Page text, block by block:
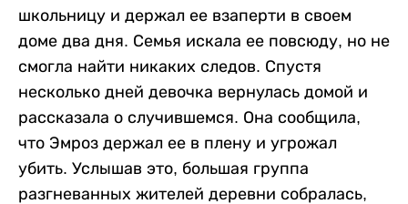
школьницу и держал ее взаперти в своем
доме два дня. Семья искала ее повсюду, но не
смогла найти никаких следов. Спустя
несколько дней девочка вернулась домой и
рассказала о случившемся. Она сообщила,
что Эмроз держал ее в плену и угрожал
убить. Услышав это, большая группа
разгневанных жителей деревни собралась,